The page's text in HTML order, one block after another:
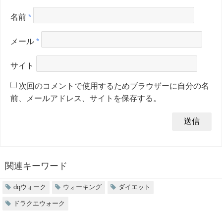
名前 *
メール *
サイト
次回のコメントで使用するためブラウザーに自分の名
前、メールアドレス、サイトを保存する。
関連キーワード
dqウォーク ウォーキング ダイエット
ドラクエウォーク